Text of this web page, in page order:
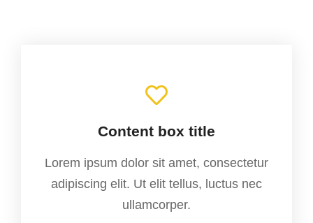
Content box title
Lorem ipsum dolor sit amet, consectetur
adipiscing elit. Ut elit tellus, luctus nec
ullamcorper.